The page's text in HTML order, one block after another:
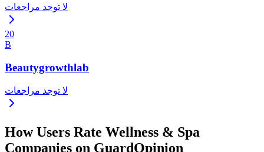
لا توجد مراجعات
20
B
Beautygrowthlab
لا توجد مراجعات
How Users Rate Wellness & Spa
Companies on GuardOpinion